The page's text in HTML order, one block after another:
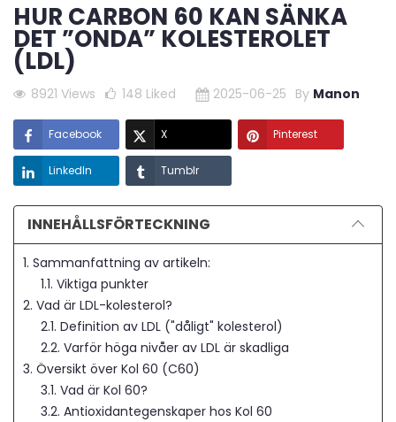
HUR CARBON 60 KAN SÄNKA
DET ”ONDA” KOLESTEROLET
(LDL)
8921 Views 148 Liked 2025-06-25 By Manon
Facebook X Pinterest
LinkedIn Tumblr
INNEHÅLLSFÖRTECKNING
1. Sammanfattning av artikeln:
1.1. Viktiga punkter
2. Vad är LDL-kolesterol?
2.1. Definition av LDL ("dåligt" kolesterol)
2.2. Varför höga nivåer av LDL är skadliga
3. Översikt över Kol 60 (C60)
3.1. Vad är Kol 60?
3.2. Antioxidantegenskaper hos Kol 60